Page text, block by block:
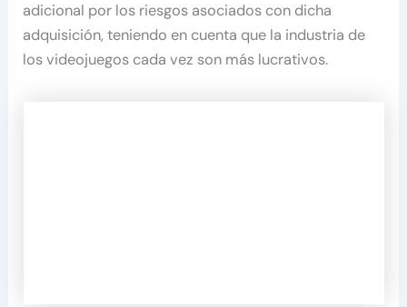
adicional por los riesgos asociados con dicha
adquisición, teniendo en cuenta que la industria de
los videojuegos cada vez son más lucrativos.